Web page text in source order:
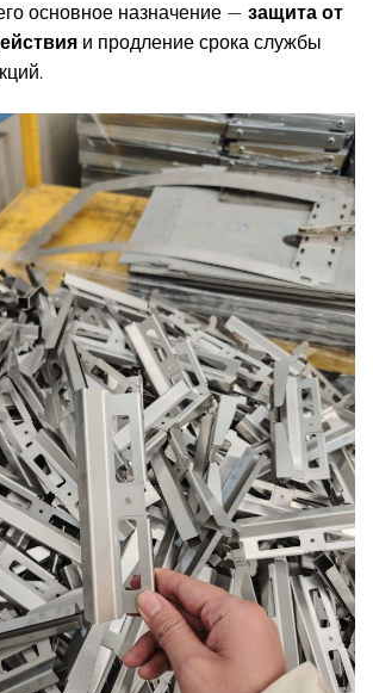
основное назначение — защита от
и продление срока службы